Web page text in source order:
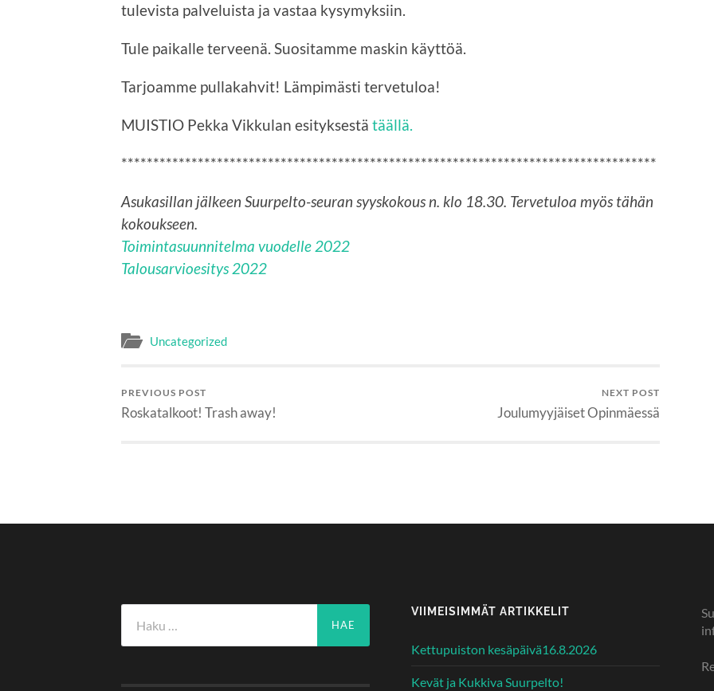
tulevista palveluista ja vastaa kysymyksiin.
Tule paikalle terveenä. Suositamme maskin käyttöä.
Tarjoamme pullakahvit! Lämpimästi tervetuloa!
MUISTIO Pekka Vikkulan esityksestä täällä.
************************************************************************************
Asukasillan jälkeen Suurpelto-seuran syyskokous n. klo 18.30. Tervetuloa myös tähän
kokoukseen.
Toimintasuunnitelma vuodelle 2022
Talousarvioesitys 2022
Uncategorized
PREVIOUS POST
Roskatalkoot! Trash away!
NEXT POST
Joulumyyjäiset Opinmäessä
VIIMEISIMMÄT ARTIKKELIT
Kettupuiston kesäpäivä16.8.2026
Kevät ja Kukkiva Suurpelto!